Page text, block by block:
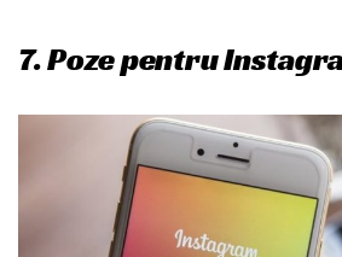
7. Poze pentru